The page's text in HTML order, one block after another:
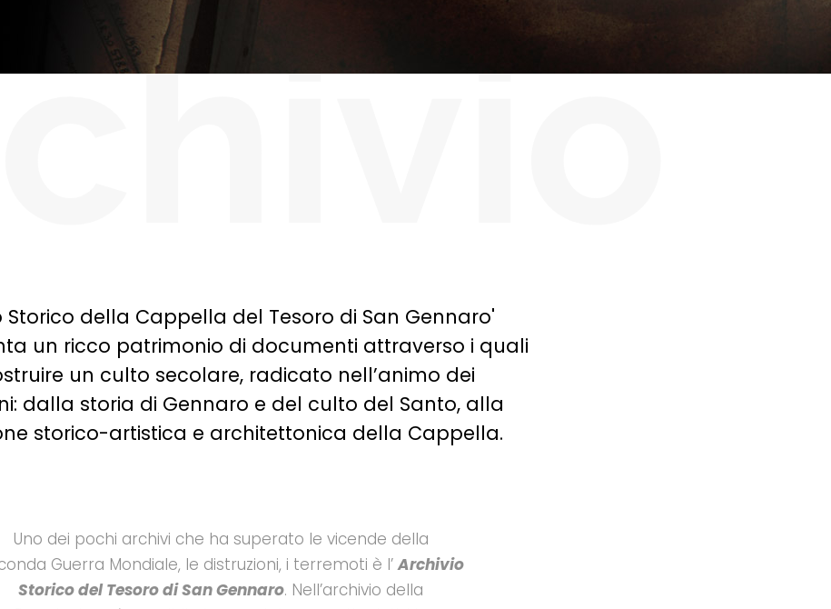
Storico della Cappella del Tesoro di San Gennaro'
un ricco patrimonio di documenti attraverso i quali
un culto secolare, radicato nell’animo dei
dalla storia di Gennaro e del culto del Santo, alla
storico-artistica e architettonica della Cappella.
Uno dei pochi archivi che ha superato le vicende della
Guerra Mondiale, le distruzioni, i terremoti è l’Archivio
Storico del Tesoro di San Gennaro. Nell’archivio della